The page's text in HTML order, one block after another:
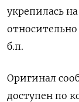
укрепилась
б.‌п.
Оригинал
доступен по